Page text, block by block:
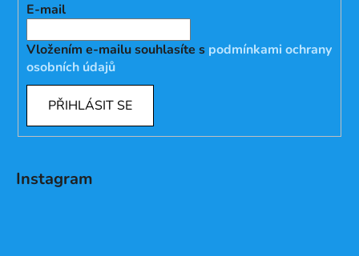
E-mail
Vložením e-mailu souhlasíte s podmínkami ochrany
osobních údajů
PŘIHLÁSIT SE
Instagram